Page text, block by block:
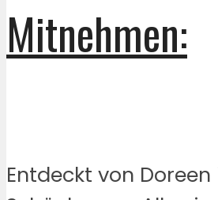
Mitnehmen:
Entdeckt von